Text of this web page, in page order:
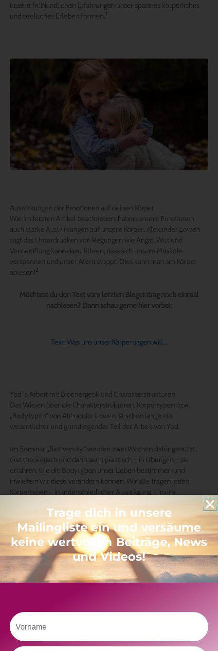
unsere frühkindlichen Erfahrungen unser späteres körperliches
und seelisches Erleben formen.1
Auswirkungen der Emotionen auf deinen Körper
Wie im letzten Artikel beschrieben, haben unsere Emotionen
auch starke Auswirkungen auf unsere Körper. Alexander Lowen
sagt das Unterdrücken von Regungen wie Angst, Wut und
Verzweiflung kann dazu führen, dass sich unsere Muskeln
verspannen und unser Atem stoppt. Dies kann man am Körper
ablesen! 2
Möchtest du den Text vom letzten Blogeintrag noch einmal
nachlesen? Dann schau gerne hier vorbei:
Text: Was uns unser Körper sagen will…
Yod`s Arbeit mit Bioenergetik und Charakterstrukturen
Das Wissen über die Charakterstrukturen, Körpertypen bzw.
„Bodytypen“ von Alexander Lowen ist schon lange ein
wesentlicher und grundlegender Teil der Arbeit von Yod.
Im Seminar „Biotiversity“ werden zwei Wochen dafür genutzt,
erst theoretisch und dann auch praktisch – in Übungen – zu
erfahren, wie die Bodytypen unser Leben bestimmen und
inwiefern wir diese verändern können. Wir alle tragen jeden
Körpertypen – in unterschiedlicher Ausprägung – in uns.
Trage dich in unsere
Mailingliste ein und versäume
keine wertvollen Beiträge, News
und Videos!
Vorname